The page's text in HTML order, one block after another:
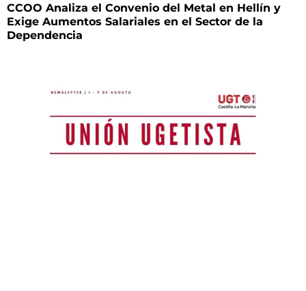
CCOO Analiza el Convenio del Metal en Hellín y
Exige Aumentos Salariales en el Sector de la
Dependencia